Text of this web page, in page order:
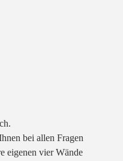
bei allen Fragen
eigenen vier Wände